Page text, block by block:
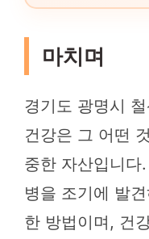
마치며
경기도 광명시
건강은 그 어떤
중한 자산입니다
병을 조기에 발
한 방법이며, 건